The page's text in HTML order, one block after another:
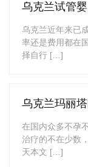
乌克兰试管
乌克兰近年来已
率还是费用都在
择自行 […]
乌克兰玛丽
在国内众多不孕
治疗的不在少数
天本文 […]